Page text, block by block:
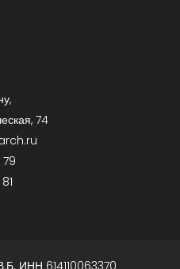
74
ИНН 614110063370